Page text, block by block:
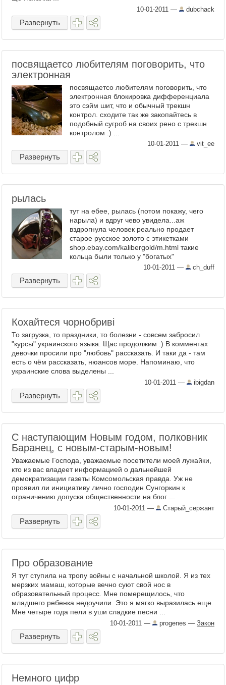
10-01-2011 — dubchack
Развернуть
посвящаетсо любителям поговорить, что
электронная
посвящаетсо любителям поговорить, что
электронная блокировка дифференциала
это сэйм шит, что и обычный трекшн
контрол. сходите так же закопайтесь в
подобный сугроб на своих рено с трекшн
контролом :) ...
10-01-2011 — vit_ee
Развернуть
рылась
тут на ебее, рылась (потом покажу, чего
нарыла) и вдруг чево увидела...аж
вздрогнула человек реально продает
старое русское золото с этикетками
shop.ebay.com/kalibergold/m.html такие
кольца были только у "богатых"
женщин...еще и фиг купишь, стоило, если
мне не ...
10-01-2011 — ch_duff
Развернуть
Кохайтеся чорнобриві
То загрузка, то праздники, то болезни - совсем забросил
"курсы" украинского языка. Щас продолжим :) В комментах
девочки просили про "любовь" рассказать. И таки да - там
есть о чём рассказать, нюансов море. Напоминаю, что
украинские слова выделены ...
10-01-2011 — ibigdan
Развернуть
С наступающим Новым годом, полковник
Баранец, с новым-старым-новым!
Уважаемые Господа, уважаемые посетители моей лужайки,
кто из вас владеет информацией о дальнейшей
демократизации газеты Комсомольская правда. Уж не
проявил ли инициативу лично господин Сунгоркин к
ограничению допуска общественности на блог ...
10-01-2011 — Старый_сержант
Развернуть
Про образование
Я тут ступила на тропу войны с начальной школой. Я из тех
мерзких мамаш, которые вечно суют свой нос в
образовательный процесс. Мне померещилось, что
младшего ребенка недоучили. Это я мягко выразилась еще.
Мне четыре года пели в уши сладкие песни ...
10-01-2011 — progenes — Закон
Развернуть
Немного цифр